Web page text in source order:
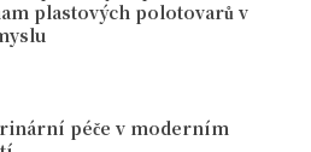
plastových polotovarů v
péče v moderním